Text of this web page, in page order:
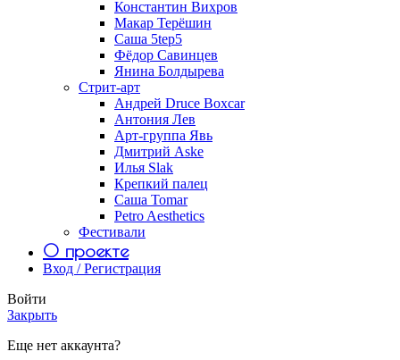
Константин Вихров
Макар Терёшин
Саша 5tep5
Фёдор Савинцев
Янина Болдырева
Стрит-арт
Андрей Druce Boxcar
Антония Лев
Арт-группа Явь
Дмитрий Aske
Илья Slak
Крепкий палец
Саша Tomar
Petro Aesthetics
Фестивали
О проекте
Вход / Регистрация
Войти
Закрыть
Еще нет аккаунта?